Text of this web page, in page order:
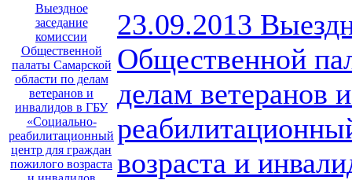
23.09.2013
Общественной
делам ветеранов
возраста и